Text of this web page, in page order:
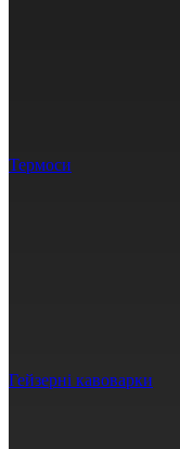
Термоси
Гейзерні кавоварки